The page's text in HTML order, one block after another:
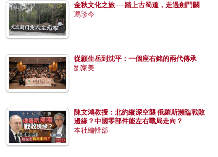
金秋文化之旅──踏上古蜀道，走過劍門關
馮珍今
從顧生岳到沈平：一個座右銘的兩代傳承
劉家美
陳文鴻教授：北約縱深空襲 俄羅斯瀕臨戰敗
邊緣？中國零部件能左右戰局走向？
本社編輯部